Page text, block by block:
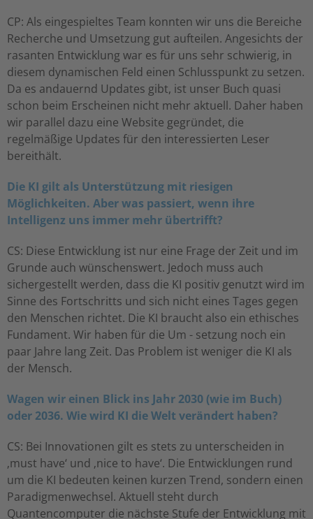
CP: Als eingespieltes Team konnten wir uns die Bereiche
Recherche und Umsetzung gut aufteilen. Angesichts der
rasanten Entwicklung war es für uns sehr schwierig, in
diesem dynamischen Feld einen Schlusspunkt zu setzen.
Da es andauernd Updates gibt, ist unser Buch quasi
schon beim Erscheinen nicht mehr aktuell. Daher haben
wir parallel dazu eine Website gegründet, die
regelmäßige Updates für den interessierten Leser
bereithält.
Die KI gilt als Unterstützung mit riesigen
Möglichkeiten. Aber was passiert, wenn ihre
Intelligenz uns immer mehr übertrifft?
CS: Diese Entwicklung ist nur eine Frage der Zeit und im
Grunde auch wünschenswert. Jedoch muss auch
sichergestellt werden, dass die KI positiv genutzt wird im
Sinne des Fortschritts und sich nicht eines Tages gegen
den Menschen richtet. Die KI braucht also ein ethisches
Fundament. Wir haben für die Um - setzung noch ein
paar Jahre lang Zeit. Das Problem ist weniger die KI als
der Mensch.
Wagen wir einen Blick ins Jahr 2030 (wie im Buch)
oder 2036. Wie wird KI die Welt verändert haben?
CS: Bei Innovationen gilt es stets zu unterscheiden in
‚must have‘ und ‚nice to have‘. Die Entwicklungen rund
um die KI bedeuten keinen kurzen Trend, sondern einen
Paradigmenwechsel. Aktuell steht durch
Quantencomputer die nächste Stufe der Entwicklung mit